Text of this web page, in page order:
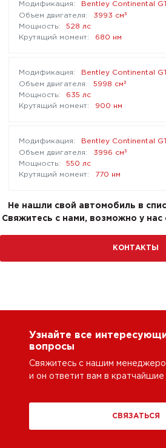
Bentley Continental
3993 см³
528 лс
680 нм
Bentley Continental
5998 см³
635 лс
900 нм
Bentley Continental
3996 см³
550 лс
770 нм
Не нашли свой автомобиль в
Свяжитесь с нами, возможно у нас
КОНТАКТЫ
Узнайте все
вопросы
Свяжитесь с нашим
и он ответит вам в кратчайшие
СВЯЗАТЬСЯ